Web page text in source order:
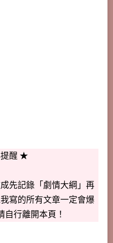
醒 ★
先記錄「劇情大綱」再
寫的所有文章一定會爆
自行離開本頁！